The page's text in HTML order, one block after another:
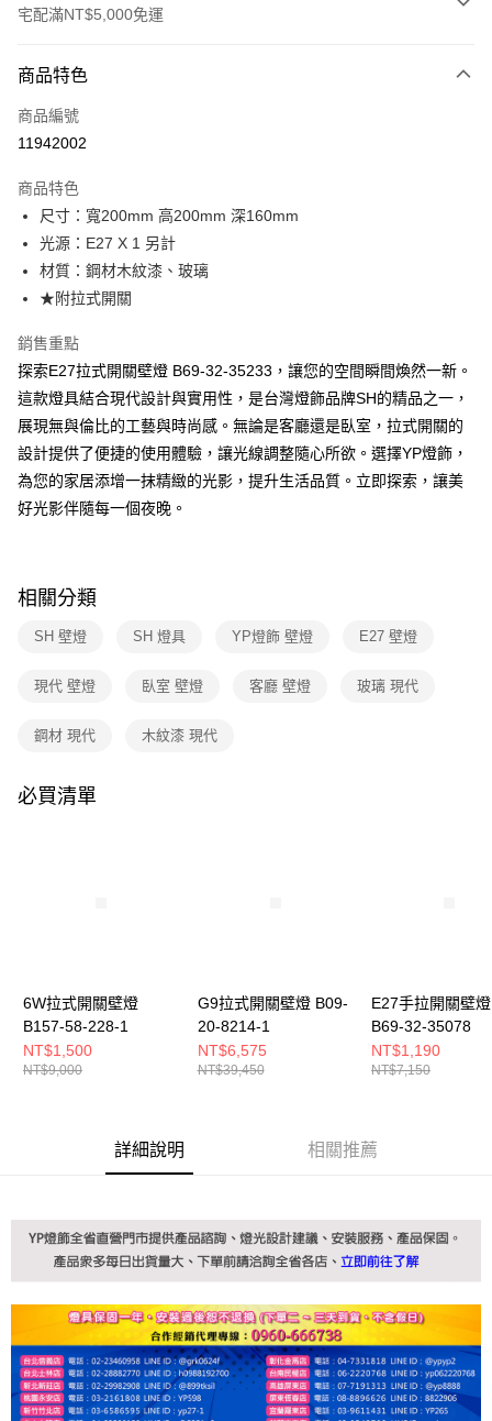
宅配滿NT$5,000免運
信用卡一次付款
LINE Pay
街口支付
悠遊付
Google Pay
全盈+PAY
AFTEE先享後付
相關說明
【關於「AFTEE先享後付」】
AFTEE先享後付是「在收到商品之後才付款」的支付方式。 讓您購物簡單
便利好安心！
１．簡單：不需註冊會員、不需綁卡、不需儲值。
２．便利：只要手機號碼，簡訊認證，即可結帳。
結帳頁面，進行簡訊認證並確認金額後，即可完成結帳。
３．收到繳費通知簡訊後14天內，點擊此簡訊中的連結，可透過四大超商／
※ 請注意：結帳手續完成當下不需立刻繳費，但若您需要取消訂單，請聯絡
※ 交易是否成功請以「AFTEE先享後付 」之結帳頁面顯示為準，若有關於
４．使用「AFTEE先享後付」時，將依據個別帳號之用戶狀況，依本公司即
時審查核予不同之上限額度；若仍有額度不足之情形，本公司將視審查結果
５．嚴禁一人註冊多個帳號或使用他人資訊註冊。若發現惡意使用之情形，
恩沛科技股份有限公司將有權停止該用戶之使用額度並採取法律行動。
商品特色
商品編號
11942002
商品特色
尺寸：寬200mm 高200mm 深160mm
光源：E27 X 1 另計
材質：鋼材木紋漆、玻璃
★附拉式開關
銷售重點
探索E27拉式開關壁燈 B69-32-35233，讓您的空間瞬間煥然一新。
這款燈具結合現代設計與實用性，是台灣燈飾品牌SH的精品之一，
展現無與倫比的工藝與時尚感。無論是客廳還是臥室，拉式開關的
設計提供了便捷的使用體驗，讓光線調整隨心所欲。選擇YP燈飾，
為您的家居添增一抹精緻的光影，提升生活品質。立即探索，讓美
好光影伴隨每一個夜晚。
相關分類
SH 壁燈 SH 燈具 YP燈飾 壁燈 E27 壁燈
現代 壁燈 臥室 壁燈 客廳 壁燈 玻璃 現代
鋼材 現代 木紋漆 現代
必買清單
6W拉式開關壁燈
B157-58-228-1
NT$1,500
NT$9,000
G9拉式開關壁燈 B09-
20-8214-1
NT$6,575
NT$39,450
E27手拉開關壁燈
B69-32-35078
NT$1,190
NT$7,150
詳細說明 相關推薦